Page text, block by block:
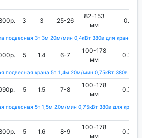
3 3 25-26
82-153
мм
0.4
подвесная 3т 3м 20м/мин 0,4кВт 380в для кран-
5 1.4 6-7
100-178
мм
0.75
подвесная крана 5т 1,4м 20м/мин 0,75кВт 380в
5 1.5 7-8
100-178
мм
0.75
подвесная 5т 1,5м 20м/мин 0,75кВт 380в для кран-
5 1.6 8-9
100-178
мм
0.75